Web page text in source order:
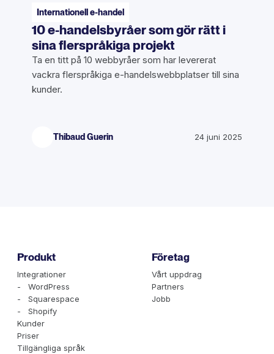
Internationell e-handel
10 e-handelsbyråer som gör rätt i
sina flerspråkiga projekt
Ta en titt på 10 webbyråer som har levererat
vackra flerspråkiga e-handelswebbplatser till sina
kunder.
Thibaud Guerin 24 juni 2025
Produkt
Integrationer
- WordPress
- Squarespace
- Shopify
Kunder
Priser
Tillgängliga språk
Företag
Vårt uppdrag
Partners
Jobb